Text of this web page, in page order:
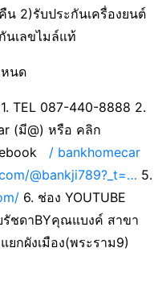
2)รับประกันเครื่องยนต์
นเลขไมล์แท้
หนด
TEL 087-440-8888 2.
(มี@) หรือ คลิก
/ bankhomecar
@bankji789?_t=… 5.
6. ช่อง YOUTUBE
รัชดาBYคุณแบงค์ สาขา
กผังเมือง(พระราม9)